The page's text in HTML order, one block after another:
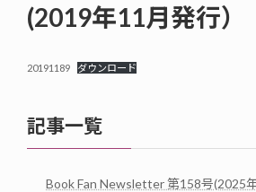
(2019年11月発行）
20191189 ダウンロード
記事一覧
Book Fan Newsletter 第158号(2025